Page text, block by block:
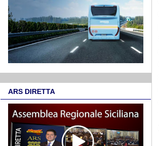
ARS DIRETTA